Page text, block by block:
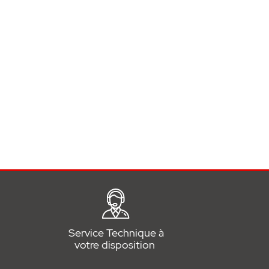
Service Technique à
votre disposition